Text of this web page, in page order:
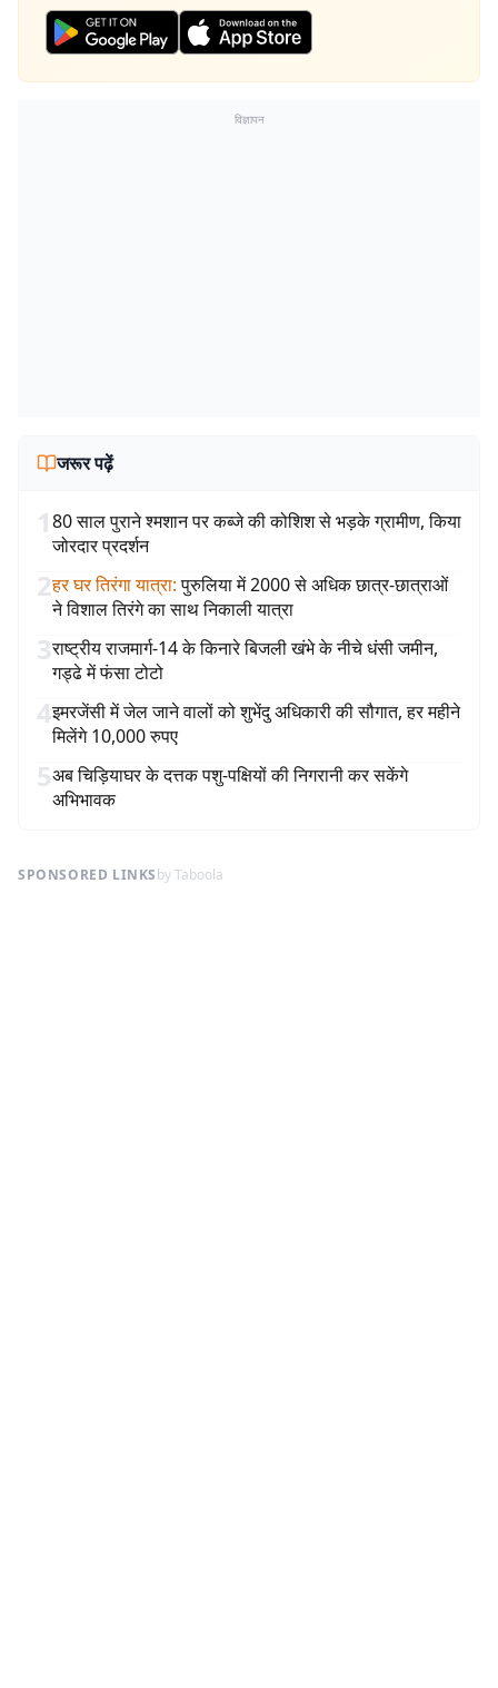
विज्ञापन
जरूर पढ़ें
180 साल पुराने श्मशान पर कब्जे की कोशिश से भड़के ग्रामीण, किया
जोरदार प्रदर्शन
2हर घर तिरंगा यात्रा: पुरुलिया में 2000 से अधिक छात्र-छात्राओं
ने विशाल तिरंगे का साथ निकाली यात्रा
3राष्ट्रीय राजमार्ग-14 के किनारे बिजली खंभे के नीचे धंसी जमीन,
गड्ढे में फंसा टोटो
4इमरजेंसी में जेल जाने वालों को शुभेंदु अधिकारी की सौगात, हर महीने
मिलेंगे 10,000 रुपए
5अब चिड़ियाघर के दत्तक पशु-पक्षियों की निगरानी कर सकेंगे
अभिभावक
SPONSORED LINKSby Taboola